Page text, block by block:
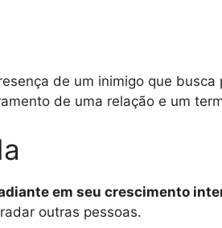
de um inimigo que
de uma relação e um
em seu crescimento
outras pessoas.